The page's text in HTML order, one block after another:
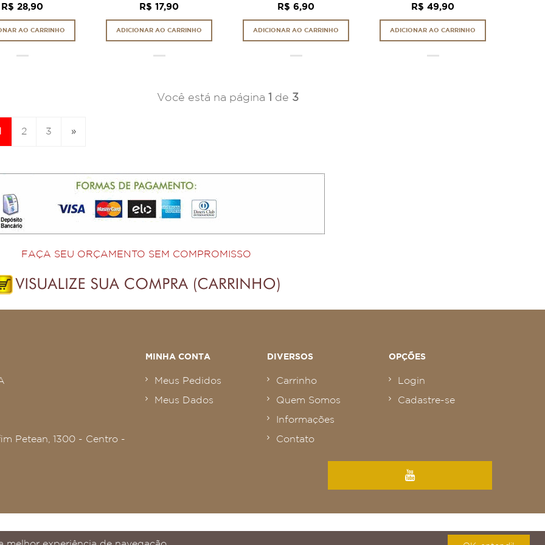
R$ 28,90
AO CARRINHO
R$ 17,90
ADICIONAR AO CARRINHO
R$ 6,90
ADICIONAR AO CARRINHO
R$ 49,90
ADICIONAR AO CARRINHO
Você está na página 1 de 3
2 3 »
FAÇA SEU ORÇAMENTO SEM COMPROMISSO
Petean, 1300 - Centro -
MINHA CONTA
Meus Pedidos
Meus Dados
DIVERSOS
Carrinho
Quem Somos
Informações
Contato
OPÇÕES
Login
Cadastre-se